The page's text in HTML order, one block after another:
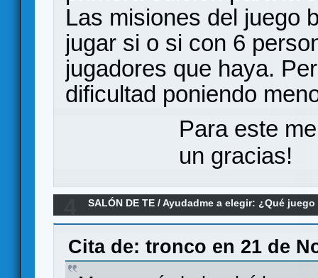
Las misiones del juego
jugar si o si con 6
jugadores que haya.
dificultad poniendo
Para este
un gracias!
SALÓN DE TE /Ayudadme a elegir: ¿Qué
Cita de: tronco en 21 de